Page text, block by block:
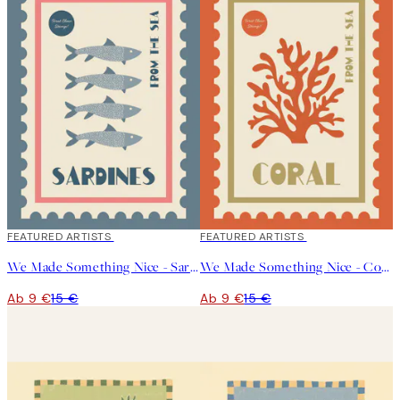
40%*
FEATURED ARTISTS
We Made Something Nice - Sardines Poster
Ab 9 €15 €
40%*
FEATURED ARTISTS
We Made Something Nice - Coral Poster
Ab 9 €15 €